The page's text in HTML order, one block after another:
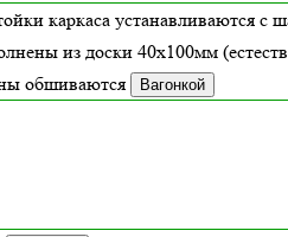
каркаса устанавливаются с
из доски 40х100мм (
обшиваются Вагонкой